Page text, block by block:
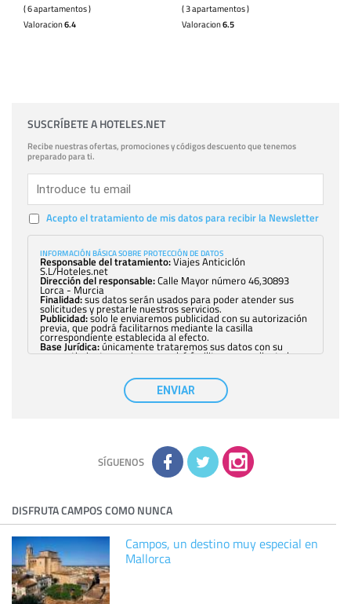
( 6 apartamentos )
Valoracion6.4
( 3 apartamentos )
Valoracion6.5
SUSCRÍBETE A HOTELES.NET
Recibe nuestras ofertas, promociones y códigos descuento que tenemos
preparado para ti.
Acepto el tratamiento de mis datos para recibir la Newsletter
INFORMACIÓN BÁSICA SOBRE PROTECCIÓN DE DATOS
Responsable del tratamiento:Viajes Anticiclón
S.L/Hoteles.net
Dirección del responsable:Calle Mayor número 46,30893
Lorca - Murcia
Finalidad:sus datos serán usados para poder atender sus
solicitudes y prestarle nuestros servicios.
Publicidad:solo le enviaremos publicidad con su autorización
previa, que podrá facilitarnos mediante la casilla
correspondiente establecida al efecto.
Base Jurídica:únicamente trataremos sus datos con su
consentimiento previo, que podrá facilitarnos mediante la
con carácter general, sólo el personal de
nuestra entidad que esté debidamente autorizado podrá
tener conocimiento de la información que le pedimos. No se
comunicarán datos a terceros.
adicional y detallada sobre cómo tratamos sus datos en la
política de privacidad
ENVIAR
SÍGUENOS
DISFRUTA CAMPOS COMO NUNCA
Campos, un destino muy especial en
Mallorca